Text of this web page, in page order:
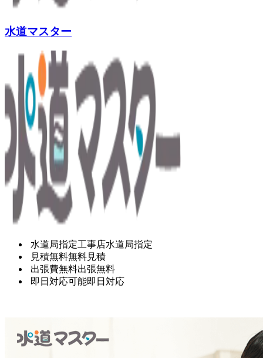
水道マスター
水道局指定工事店水道局指定
見積無料無料見積
出張費無料出張無料
即日対応可能即日対応